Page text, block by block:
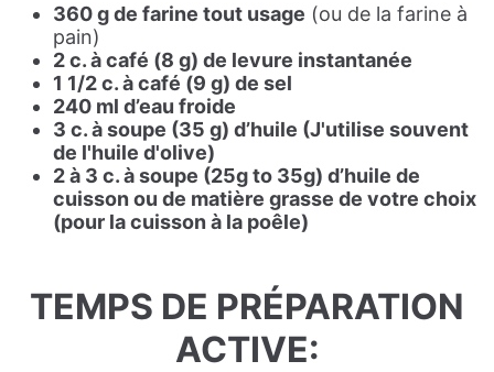
360 g de farine tout usage (ou de la farine à
pain)
2 c. à café (8 g) de levure instantanée
1 1/2 c. à café (9 g) de sel
240 ml d’eau froide
3 c. à soupe (35 g) d’huile (J'utilise souvent
de l'huile d'olive)
2 à 3 c. à soupe (25g to 35g) d’huile de
cuisson ou de matière grasse de votre choix
(pour la cuisson à la poêle)
TEMPS DE PRÉPARATION
ACTIVE: